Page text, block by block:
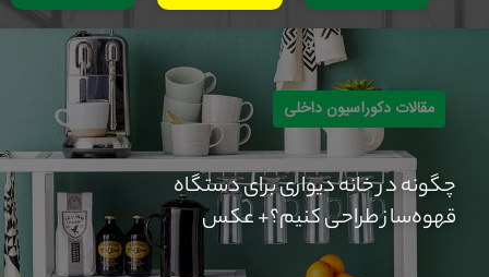
مقالات دکوراسیون داخلی
چگونه در خانه دیواری برای دستگاه
قهوه‌ساز طراحی کنیم؟+ عکس